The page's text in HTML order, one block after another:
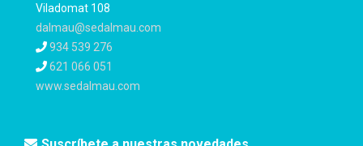
Viladomat 108
dalmau@sedalmau.com
934 539 276
621 066 051
www.sedalmau.com